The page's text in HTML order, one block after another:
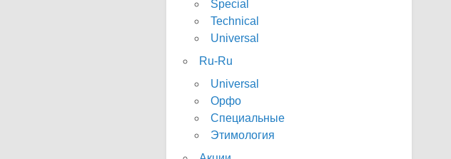
Special
Technical
Universal
Ru-Ru
Universal
Орфо
Специальные
Этимология